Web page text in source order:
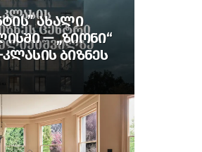
ᲐᲮᲐᲚᲘ
— „ᲖᲘᲝᲜᲘ“
ᲑᲘᲖᲜᲔᲡ